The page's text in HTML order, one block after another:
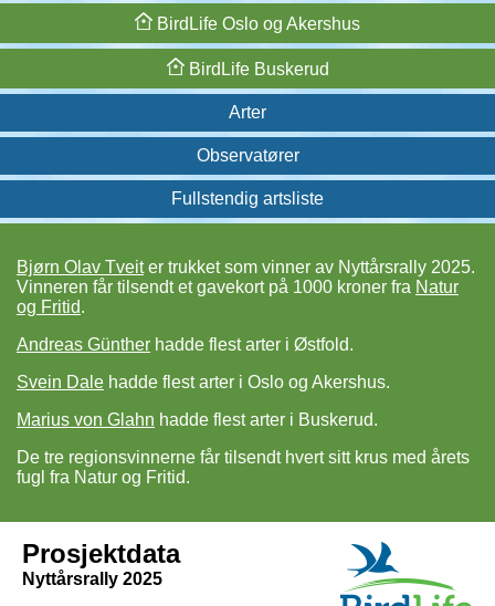
BirdLife Oslo og Akershus
BirdLifeBuskerud
Arter
Observatører
Fullstendig artsliste
Bjørn Olav Tveiter trukket som vinner av Nyttårsrally 2025.
Vinneren får til­sendt et gave­kort på 1000 kroner fra Natur
og Fritid.
Andreas Günther hadde flest arter i Østfold.
Svein Dale hadde flest arter i Oslo og Akershus.
Marius von Glahn hadde flest arter i Buskerud.
De tre regionsvinnerne får tilsendt hvert sitt krus med årets
fugl fra Natur og Fritid.
Prosjektdata
Nyttårsrally 2025